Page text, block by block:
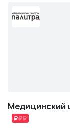
Медицинский